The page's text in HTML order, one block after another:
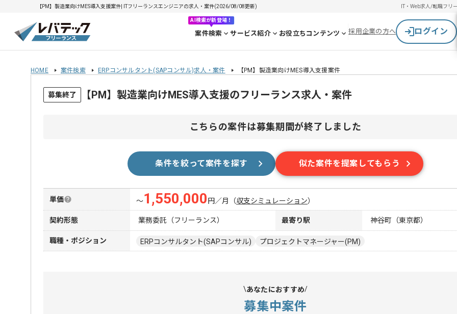
【PM】製造業向けMES導入支援案件| ITフリーランスエンジニアの求人・案件(2026/08/08更新) IT・Web求人/転職フリ
AI検索が新登場！
案件検索 サービス紹介 お役立ちコンテンツ 採用企業の方へ ログイン
HOME 案件検索 ERPコンサルタント(SAPコンサル)求人・案件 【PM】製造業向けMES導入支援案件
募集終了 【PM】製造業向けMES導入支援のフリーランス求人・案件
こちらの案件は募集期間が終了しました
条件を絞って案件を探す 似た案件を提案してもらう
単価 〜1,550,000 円／月 （収支シミュレーション）
契約形態 業務委託（フリーランス） 最寄り駅 神谷町（東京都）
職種・ポジション ERPコンサルタント(SAPコンサル) プロジェクトマネージャー(PM)
あなたにおすすめ
募集中案件